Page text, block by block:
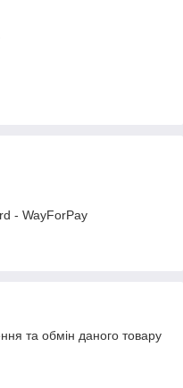
- WayForPay
та обмін даного товару